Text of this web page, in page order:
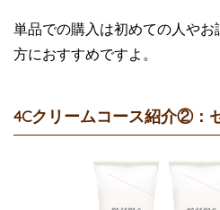
単品での購入は初めての人やお
方におすすめですよ。
4Cクリームコース紹介②：